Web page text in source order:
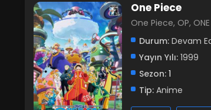
One Piece
One Piece, OP, ONE
Durum: Devam
Yayın Yılı: 1999
Sezon: 1
Tip: Anime